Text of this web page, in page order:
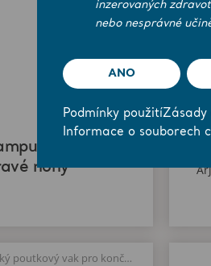
s
nohy
bariatrický poutkový vak pro končetiny
inzerovaných
nebo nesprávné
ANO
Podmínky použitíZásady
Informace o souborech